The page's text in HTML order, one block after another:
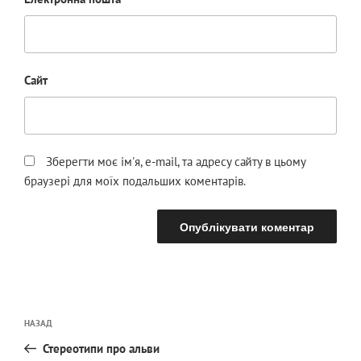
Сайт
Зберегти моє ім'я, e-mail, та адресу сайту в цьому
браузері для моїх подальших коментарів.
записів
Попередній
запис:
НАЗАД
Стереотипи про альви